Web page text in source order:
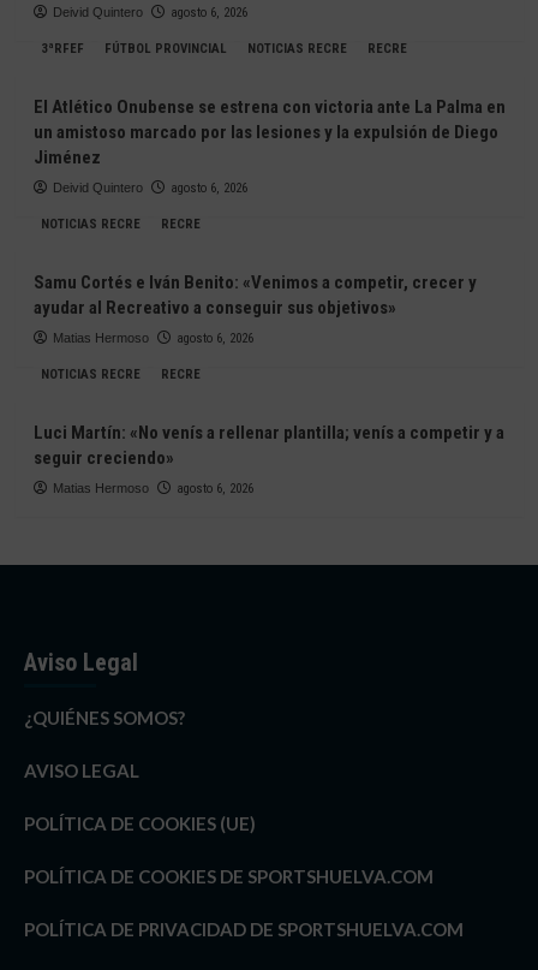
Deivid Quintero agosto 6, 2026
3ªRFEF FÚTBOL PROVINCIAL NOTICIAS RECRE RECRE
El Atlético Onubense se estrena con victoria ante La Palma en
un amistoso marcado por las lesiones y la expulsión de Diego
Jiménez
Deivid Quintero agosto 6, 2026
NOTICIAS RECRE RECRE
Samu Cortés e Iván Benito: «Venimos a competir, crecer y
ayudar al Recreativo a conseguir sus objetivos»
Matias Hermoso agosto 6, 2026
NOTICIAS RECRE RECRE
Luci Martín: «No venís a rellenar plantilla; venís a competir y a
seguir creciendo»
Matias Hermoso agosto 6, 2026
Aviso Legal
¿QUIÉNES SOMOS?
AVISO LEGAL
POLÍTICA DE COOKIES (UE)
POLÍTICA DE COOKIES DE SPORTSHUELVA.COM
POLÍTICA DE PRIVACIDAD DE SPORTSHUELVA.COM